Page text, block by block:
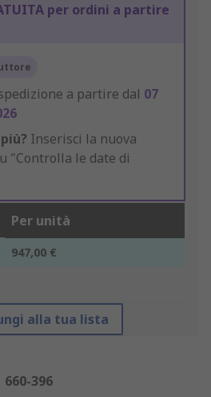
per ordini a partire
a partire dal 07
Inserisci la nuova
"Controlla le date di
Per unità
947,00 €
alla tua lista
660-396